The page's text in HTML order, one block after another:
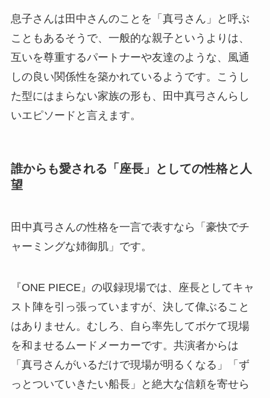
息子さんは田中さんのことを「真弓さん」と呼ぶ
こともあるそうで、一般的な親子というよりは、
互いを尊重するパートナーや友達のような、風通
しの良い関係性を築かれているようです。こうし
た型にはまらない家族の形も、田中真弓さんらし
いエピソードと言えます。
誰からも愛される「座長」としての性格と人
望
田中真弓さんの性格を一言で表すなら「豪快でチ
ャーミングな姉御肌」です。
『ONE PIECE』の収録現場では、座長としてキャ
スト陣を引っ張っていますが、決して偉ぶること
はありません。むしろ、自ら率先してボケて現場
を和ませるムードメーカーです。共演者からは
「真弓さんがいるだけで現場が明るくなる」「ず
っとついていきたい船長」と絶大な信頼を寄せら